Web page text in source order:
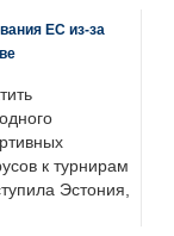
ЕС из-за
к турнирам
Эстония,